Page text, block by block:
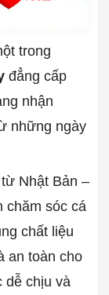
trong
đẳng cấp
nhận
những ngày
Nhật Bản –
chăm sóc cá
chất liệu
an toàn cho
dễ chịu và